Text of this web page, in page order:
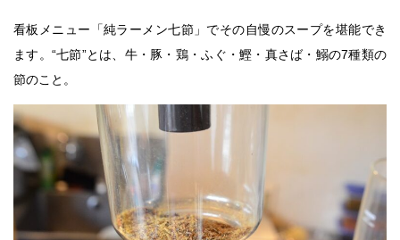
看板メニュー「純ラーメン七節」でその自慢のスープを堪能でき
ます。“七節”とは、牛・豚・鶏・ふぐ・鰹・真さば・鰯の7種類の
節のこと。